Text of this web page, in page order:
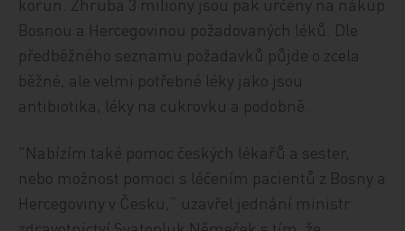
Bosnou a Hercegovinou požadovaných léků. Dle
předběžného seznamu požadavků půjde o zcela
běžné, ale velmi potřebné léky jako jsou
antibiotika, léky na cukrovku a podobně.
"Nabízím také pomoc českých lékařů a sester,
nebo možnost pomoci s léčením pacientů z Bosny a
Hercegoviny v Česku,“ uzavřel jednání ministr